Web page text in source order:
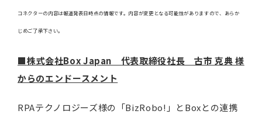
コネクターの内容は報道発表日時点の情報です。内容が変更となる可能性がありますので、あらか
じめご了承下さい。
■株式会社Box Japan 代表取締役社長 古市 克典 様
からのエンドースメント
RPAテクノロジーズ様の「BizRobo!」とBoxとの連携